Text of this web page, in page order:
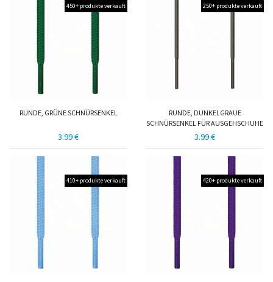
450+ produkte verkauft
RUNDE, GRÜNE SCHNÜRSENKEL
3.99 €
250+ produkte verkauft
RUNDE, DUNKELGRAUE
SCHNÜRSENKEL FÜR AUSGEHSCHUHE
3.99 €
410+ produkte verkauft 420+ produkte verkauft